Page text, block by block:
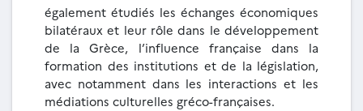
également étudiés les échanges économiques
bilatéraux et leur rôle dans le développement
de la Grèce, l’influence française dans la
formation des institutions et de la législation,
avec notamment dans les interactions et les
médiations culturelles gréco-françaises.